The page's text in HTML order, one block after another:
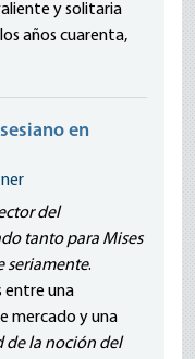
y solitaria
años cuarenta,
en
del
tanto para Mises
seriamente.
entre una
mercado y una
de la noción del